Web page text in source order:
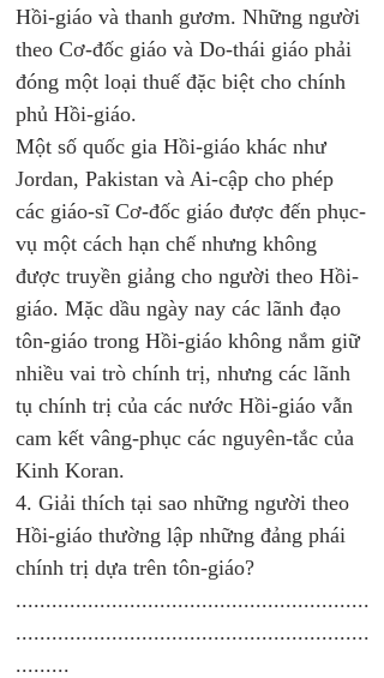
Hồi-giáo và thanh gươm. Những người
theo Cơ-đốc giáo và Do-thái giáo phải
đóng một loại thuế đặc biệt cho chính
phủ Hồi-giáo.
Một số quốc gia Hồi-giáo khác như
Jordan, Pakistan và Ai-cập cho phép
các giáo-sĩ Cơ-đốc giáo được đến phục-
vụ một cách hạn chế nhưng không
được truyền giảng cho người theo Hồi-
giáo. Mặc dầu ngày nay các lãnh đạo
tôn-giáo trong Hồi-giáo không nắm giữ
nhiều vai trò chính trị, nhưng các lãnh
tụ chính trị của các nước Hồi-giáo vẫn
cam kết vâng-phục các nguyên-tắc của
Kinh Koran.
4. Giải thích tại sao những người theo
Hồi-giáo thường lập những đảng phái
chính trị dựa trên tôn-giáo?
...........................................................
...........................................................
.........